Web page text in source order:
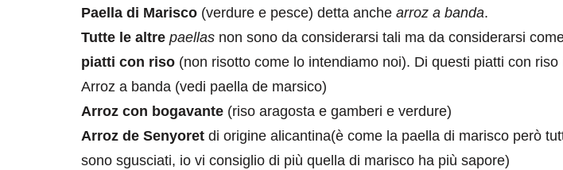
Paella di Marisco (verdure e pesce) detta anche arroz a banda.
Tutte le altre paellas non sono da considerarsi tali ma da considerarsi
piatti con riso (non risotto come lo intendiamo noi). Di questi piatti con riso
Arroz a banda (vedi paella de marsico)
Arroz con bogavante (riso aragosta e gamberi e verdure)
Arroz de Senyoret di origine alicantina(è come la paella di marisco però
sono sgusciati, io vi consiglio di più quella di marisco ha più sapore)